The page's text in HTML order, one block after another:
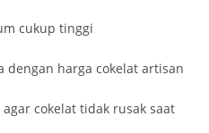
cukup tinggi
dengan harga cokelat artisan
cokelat tidak rusak saat